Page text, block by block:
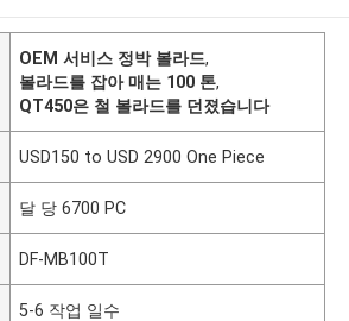
OEM 서비스 정박 볼라드,
볼라드를 잡아 매는 100 톤,
QT450은 철 볼라드를 던졌습니다
USD150 to USD 2900 One Piece
달 당 6700 PC
DF-MB100T
5-6 작업 일수